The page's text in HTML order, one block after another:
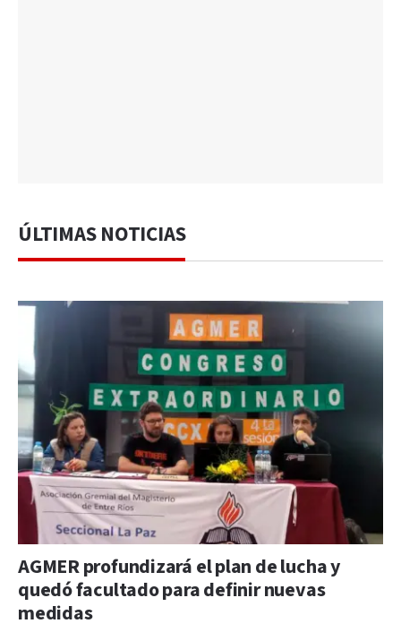
ÚLTIMAS NOTICIAS
AGMER profundizará el plan de lucha y
quedó facultado para definir nuevas
medidas